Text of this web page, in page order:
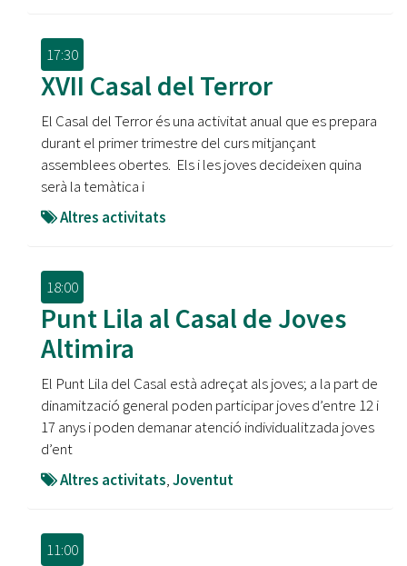
17:30
XVII Casal del Terror
El Casal del Terror és una activitat anual que es prepara
durant el primer trimestre del curs mitjançant
assemblees obertes. Els i les joves decideixen quina
serà la temàtica i
Altres activitats
18:00
Punt Lila al Casal de Joves
Altimira
El Punt Lila del Casal està adreçat als joves; a la part de
dinamització general poden participar joves d’entre 12 i
17 anys i poden demanar atenció individualitzada joves
d’ent
Altres activitats,Joventut
11:00